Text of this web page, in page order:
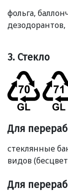
фольга,
3. Стекло
Для
стеклянные
видов(
Для